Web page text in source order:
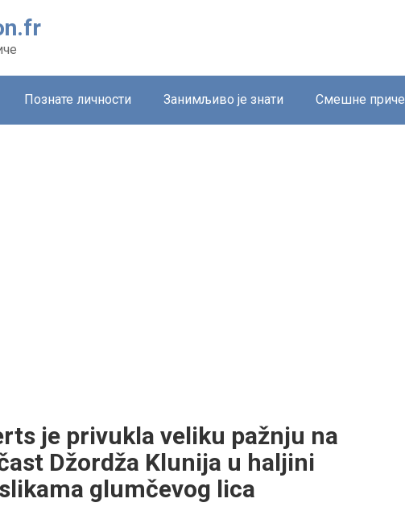
Познате личности Занимљиво је знати Смешне приче
je privukla veliku pažnju na
Džordža Klunija u haljini
glumčevog lica